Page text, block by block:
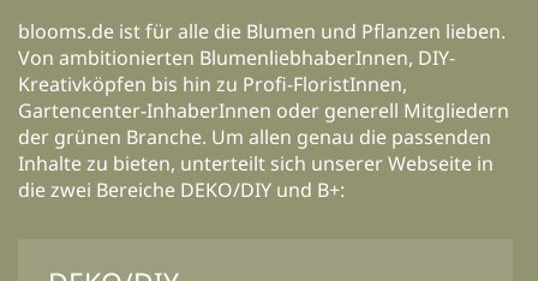
blooms.de ist für alle die Blumen und Pflanzen lieben.
Von ambitionierten BlumenliebhaberInnen, DIY-
Kreativköpfen bis hin zu Profi-FloristInnen,
Gartencenter-InhaberInnen oder generell Mitgliedern
der grünen Branche. Um allen genau die passenden
Inhalte zu bieten, unterteilt sich unserer Webseite in
die zwei Bereiche DEKO/DIY und B+: